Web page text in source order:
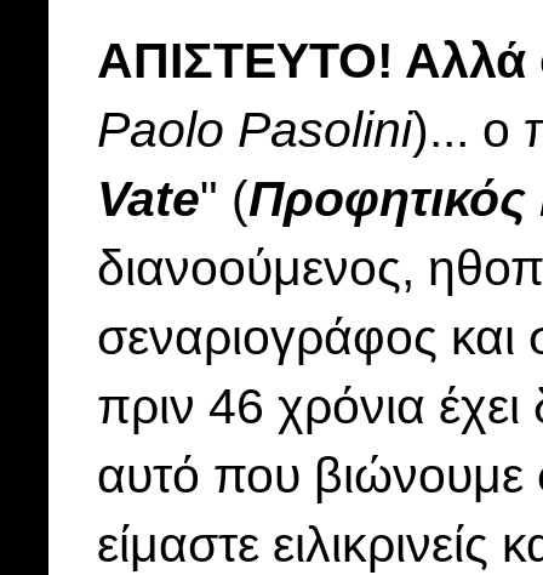
ΑΠΙΣΤΕΥΤΟ! Αλλά
Paolo Pasolini)... ο
Vate" (Προφητικός
διανοούμενος,
σεναριογράφος
πριν 46 χρόνια
αυτό που
είμαστε